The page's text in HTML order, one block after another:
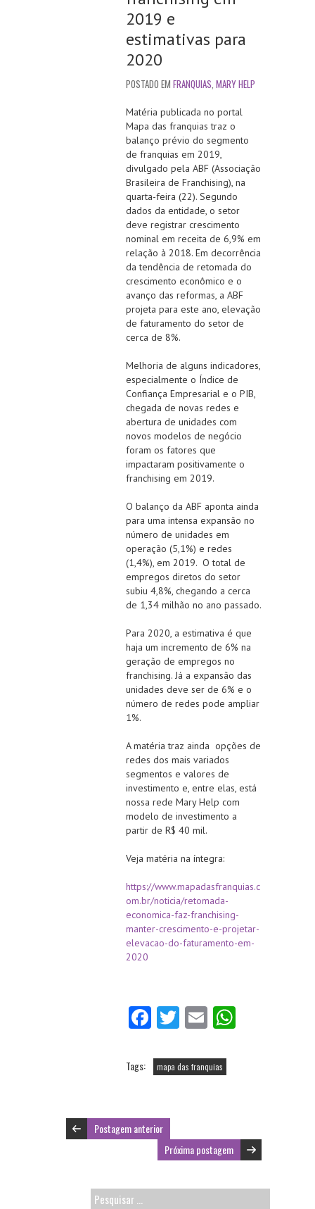
2019 e
estimativas para
2020
POSTADO EM FRANQUIAS, MARY HELP
Matéria publicada no portal
Mapa das franquias traz o
balanço prévio do segmento
de franquias em 2019,
divulgado pela ABF (Associação
Brasileira de Franchising), na
quarta-feira (22). Segundo
dados da entidade, o setor
deve registrar crescimento
nominal em receita de 6,9% em
relação à 2018. Em decorrência
da tendência de retomada do
crescimento econômico e o
avanço das reformas, a ABF
projeta para este ano, elevação
de faturamento do setor de
cerca de 8%.
Melhoria de alguns indicadores,
especialmente o Índice de
Confiança Empresarial e o PIB,
chegada de novas redes e
abertura de unidades com
novos modelos de negócio
foram os fatores que
impactaram positivamente o
franchising em 2019.
O balanço da ABF aponta ainda
para uma intensa expansão no
número de unidades em
operação (5,1%) e redes
(1,4%), em 2019. O total de
empregos diretos do setor
subiu 4,8%, chegando a cerca
de 1,34 milhão no ano passado.
Para 2020, a estimativa é que
haja um incremento de 6% na
geração de empregos no
franchising. Já a expansão das
unidades deve ser de 6% e o
número de redes pode ampliar
1%.
A matéria traz ainda opções de
redes dos mais variados
segmentos e valores de
investimento e, entre elas, está
nossa rede Mary Help com
modelo de investimento a
partir de R$ 40 mil.
Veja matéria na íntegra:
https://www.mapadasfranquias.c
om.br/noticia/retomada-
economica-faz-franchising-
manter-crescimento-e-projetar-
elevacao-do-faturamento-em-
2020
Fa
b
o
k
T
itt
er
E
ai
l
Tags: mapa das franquias
Postagem anterior
Próxima postagem
Pesquisar